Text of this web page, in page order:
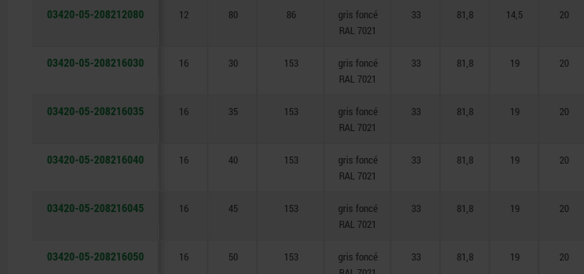
03420-05-208212080 12 80 86
gris foncé
RAL 7021
33 81,8 14,5 20
03420-05-208216030 16 30 153
gris foncé
RAL 7021
33 81,8 19 20
03420-05-208216035 16 35 153
gris foncé
RAL 7021
33 81,8 19 20
03420-05-208216040 16 40 153
gris foncé
RAL 7021
33 81,8 19 20
03420-05-208216045 16 45 153
gris foncé
RAL 7021
33 81,8 19 20
03420-05-208216050 16 50 153
gris foncé
33 81,8 19 20